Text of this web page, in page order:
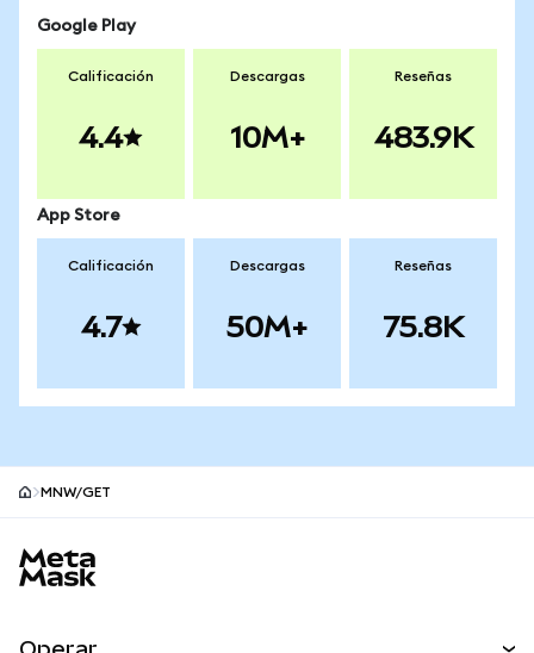
Google Play
Calificación
4.4
Descargas
10M+
Reseñas
483.9K
App Store
Calificación
4.7
Descargas
50M+
Reseñas
75.8K
MNW/GET